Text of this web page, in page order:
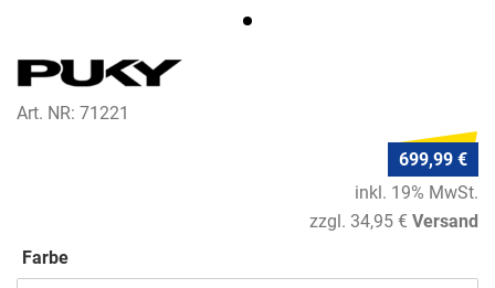
Art. NR: 71221
699,99 €
inkl. 19% MwSt.
zzgl. 34,95 € Versand
Farbe